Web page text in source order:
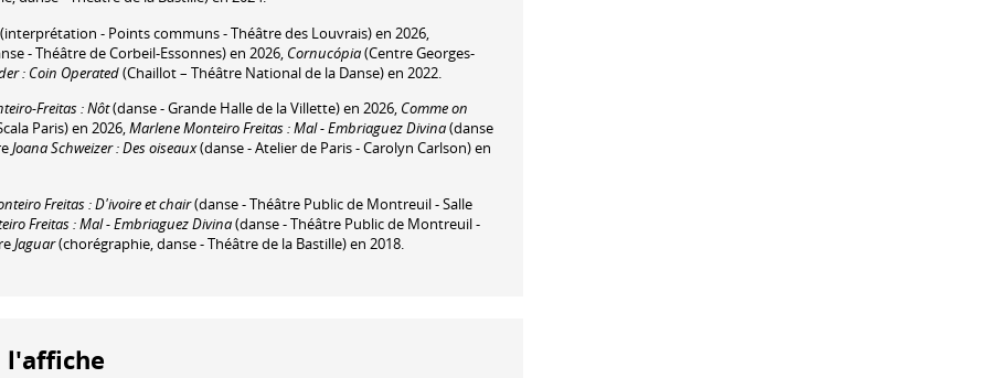
- Points communs - Théâtre des Louvrais) en 2026,
- Théâtre de Corbeil-Essonnes) en 2026, Cornucópia(Centre Georges-
: Coin Operated(Chaillot – Théâtre National de la Danse) en 2022.
Freitas : Nôt(danse - Grande Halle de la Villette) en 2026, Comme on
Paris) en 2026,Marlene Monteiro Freitas : Mal - Embriaguez Divina(danse
Joana Schweizer : Des oiseaux(danse - Atelier de Paris - Carolyn Carlson) en
Freitas : D'ivoire et chair(danse - Théâtre Public de Montreuil - Salle
Freitas : Mal - Embriaguez Divina(danse - Théâtre Public de Montreuil -
Jaguar(chorégraphie, danse - Théâtre de la Bastille) en 2018.
l'affiche